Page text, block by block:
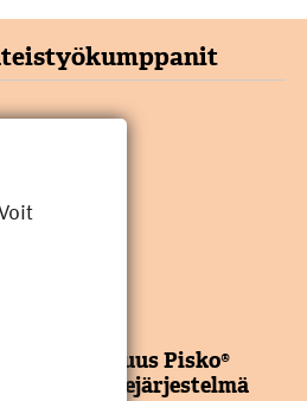
Pisko®
kaidejärjestelmä